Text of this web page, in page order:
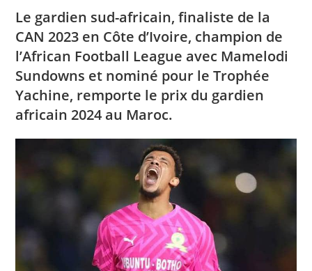
Le gardien sud-africain, finaliste de la
CAN 2023 en Côte d’Ivoire, champion de
l’African Football League avec Mamelodi
Sundowns et nominé pour le Trophée
Yachine, remporte le prix du gardien
africain 2024 au Maroc.